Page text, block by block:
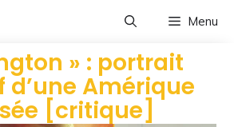
Menu
» : portrait
d’une Amérique
[critique]